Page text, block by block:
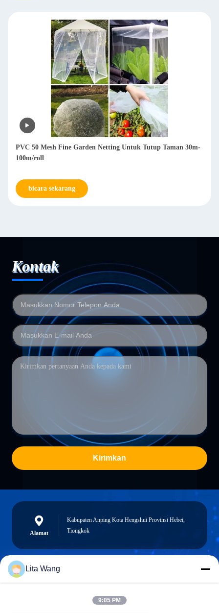
PVC 50 Mesh Fine Garden Netting Untuk Tutup Taman 30m-
100m/roll
bicara sekarang
Kontak
Kirimkan
Alamat
Kabupaten Anping Kota Hengshui Provinsi Hebei,
Tiongkok
Lita Wang
9:05 PM